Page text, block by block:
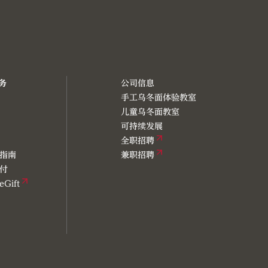
南
公司信息
手工乌冬面体验教室
儿童乌冬面教室
可持续发展
全职招聘
兼职招聘